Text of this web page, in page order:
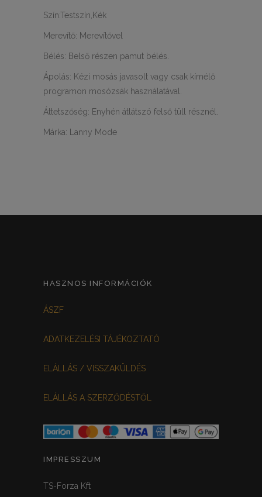
Szín:Testszín,Kék
Merevítő: Merevítővel
Bélés: Belső részen pamut bélés.
Ápolás: Kézi mosás javasolt vagy csak kímélő
programon mosózsák használatával.
Áttetszőség: Enyhén átlátszó felső tüll résznél.
Márka: Lanny Mode
HASZNOS INFORMÁCIÓK
ÁSZF
ADATKEZELÉSI TÁJÉKOZTATÓ
ELÁLLÁS / VISSZAKÜLDÉS
ELÁLLÁS A SZERZŐDÉSTŐL
IMPRESSZUM
TS-Forza Kft